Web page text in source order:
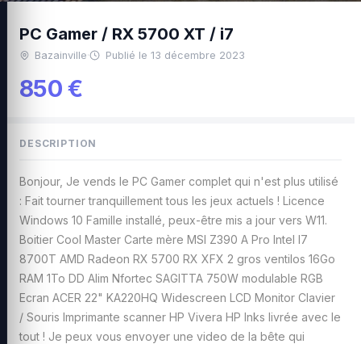
DESCRIPTION
Bonjour, Je vends le PC Gamer complet qui n'est plus utilisé
: Fait tourner tranquillement tous les jeux actuels ! Licence
Windows 10 Famille installé, peux-être mis a jour vers W11.
Boitier Cool Master Carte mère MSI Z390 A Pro Intel I7
8700T AMD Radeon RX 5700 RX XFX 2 gros ventilos 16Go
RAM 1To DD Alim Nfortec SAGITTA 750W modulable RGB
Ecran ACER 22" KA220HQ Widescreen LCD Monitor Clavier
/ Souris Imprimante scanner HP Vivera HP Inks livrée avec le
tout ! Je peux vous envoyer une video de la bête qui
PC Gamer / RX 5700 XT / i7
Bazainville· Publié le 13 décembre 2023
850 €